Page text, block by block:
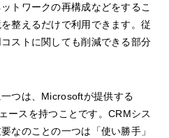
トワークの再構成などをするこ
整えるだけで利用できます。従
ストに関しても削減できる部分
つは、Microsoftが提供する
ースを持つことです。CRMシス
なのことの一つは「使い勝手」